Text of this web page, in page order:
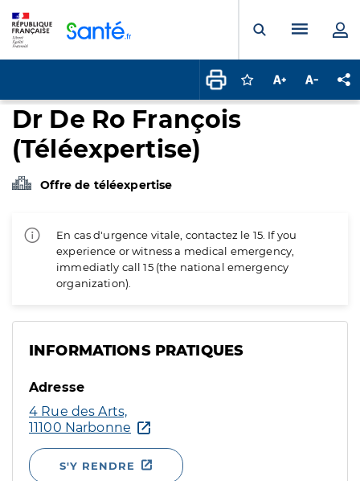
Ouvrir laMenu
Connectez-vous
Augmenter la
Dr De Ro François
(Téléexpertise)
Offre de téléexpertise
En cas d'urgence vitale, contactez le 15. If you
experience or witness a medical emergency,
immediatly call 15 (the national emergency
organization).
INFORMATIONS PRATIQUES
Adresse
4 Rue des Arts,
11100 Narbonne
S'Y RENDRE